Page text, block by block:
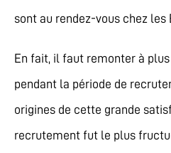
sont au rendez-vous chez les
En fait, il faut remonter à
pendant la période de
origines de cette grande
recrutement fut le plus